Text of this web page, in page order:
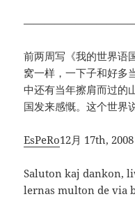
前两周写《我的世界语
窝一样，一下子和好多
中还有当年擦肩而过
国发来感慨。这个世界
EsPeRo12月 17th,
Saluton kaj dankon,
lernas multon de via